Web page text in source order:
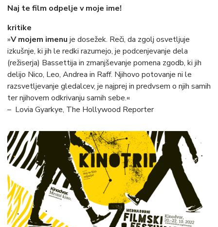
Naj te film odpelje v moje ime!
kritike
»V mojem imenu je dosežek. Reči, da zgolj osvetljuje
izkušnje, ki jih le redki razumejo, je podcenjevanje dela
(režiserja) Bassettija in zmanjševanje pomena zgodb, ki jih
delijo Nico, Leo, Andrea in Raff. Njihovo potovanje ni le
razsvetljevanje gledalcev, je najprej in predvsem o njih samih
ter njihovem odkrivanju samih sebe.«
– Lovia Gyarkye, The Hollywood Reporter